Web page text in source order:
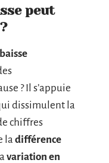
peut
? Il s’appuie
dissimulent la
chiffres
la différence
variation en